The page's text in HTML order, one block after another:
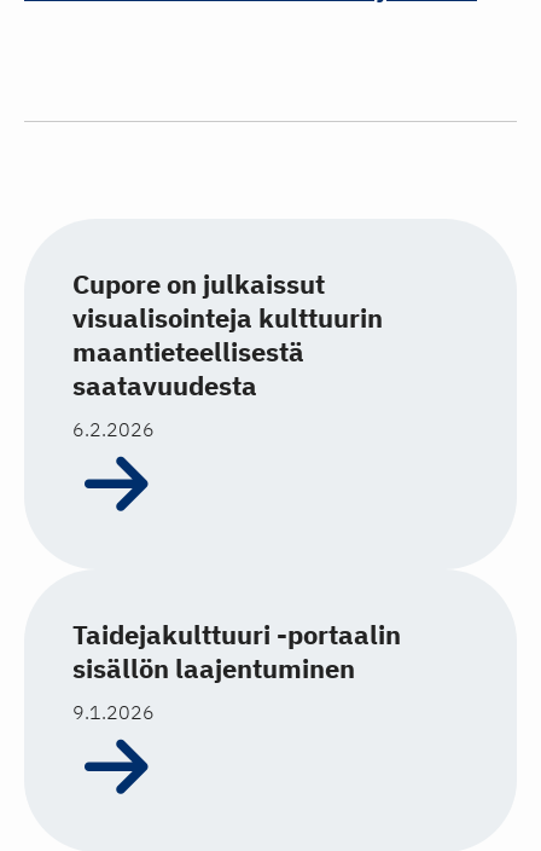
Cupore on julkaissut
visualisointeja kulttuurin
maantieteellisestä
saatavuudesta
6.2.2026
Taidejakulttuuri -portaalin
sisällön laajentuminen
9.1.2026